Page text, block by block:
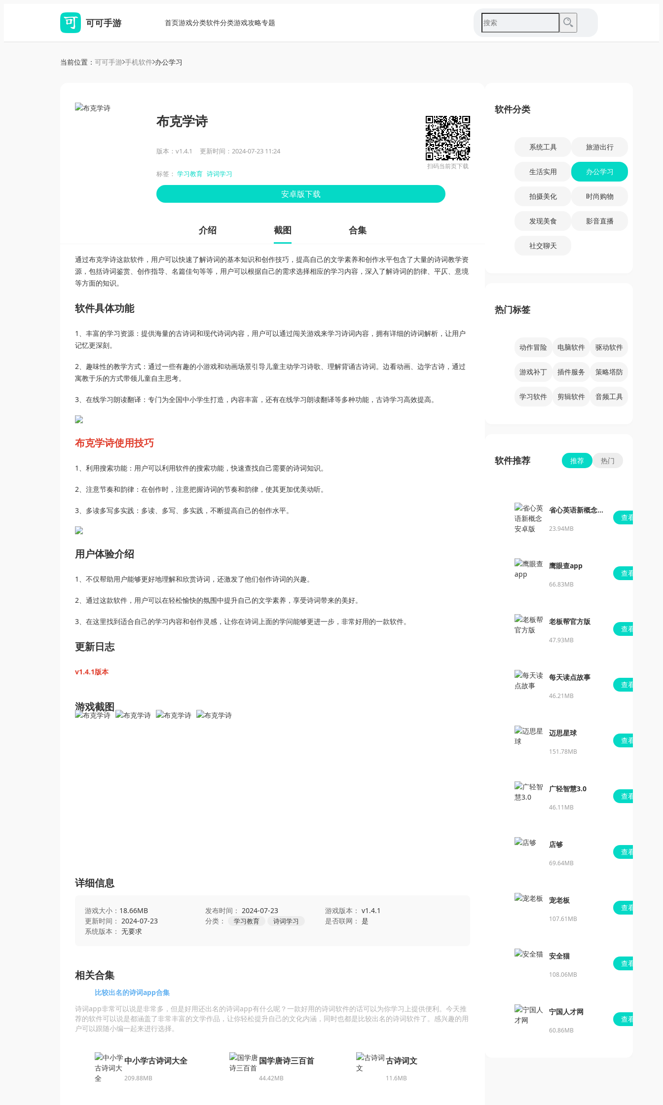
可可手游 首页游戏分类软件分类游戏攻略专题
当前位置： 可可手游 手机软件 办公学习
布克学诗
版本：v1.4.1 更新时间：2024-07-23 11:24
标签： 学习教育 诗词学习
安卓版下载
扫码当前页下载
介绍 截图 合集
通过布克学诗这款软件，用户可以快速了解诗词的基本知识和创作技巧，提高自己的文学素养和创作水平包含了大量的诗词教学资
源，包括诗词鉴赏、创作指导、名篇佳句等等，用户可以根据自己的需求选择相应的学习内容，深入了解诗词的韵律、平仄、意境
等方面的知识。
软件具体功能
1、丰富的学习资源：提供海量的古诗词和现代诗词内容，用户可以通过闯关游戏来学习诗词内容，拥有详细的诗词解析，让用户
记忆更深刻。
2、趣味性的教学方式：通过一些有趣的小游戏和动画场景引导儿童主动学习诗歌、理解背诵古诗词。边看动画、边学古诗，通过
寓教于乐的方式带领儿童自主思考。
3、在线学习朗读翻译：专门为全国中小学生打造，内容丰富，还有在线学习朗读翻译等多种功能，古诗学习高效提高。
布克学诗使用技巧
1、利用搜索功能：用户可以利用软件的搜索功能，快速查找自己需要的诗词知识。
2、注意节奏和韵律：在创作时，注意把握诗词的节奏和韵律，使其更加优美动听。
3、多读多写多实践：多读、多写、多实践，不断提高自己的创作水平。
用户体验介绍
1、不仅帮助用户能够更好地理解和欣赏诗词，还激发了他们创作诗词的兴趣。
2、通过这款软件，用户可以在轻松愉快的氛围中提升自己的文学素养，享受诗词带来的美好。
3、在这里找到适合自己的学习内容和创作灵感，让你在诗词上面的学问能够更进一步，非常好用的一款软件。
更新日志
v1.4.1版本
游戏截图
详细信息
游戏大小： 18.66MB 发布时间： 2024-07-23 游戏版本： v1.4.1
更新时间： 2024-07-23 分类： 学习教育 诗词学习 是否联网： 是
系统版本： 无要求
相关合集
比较出名的诗词app合集
诗词app非常可以说是非常多，但是好用还出名的诗词app有什么呢？一款好用的诗词软件的话可以为你学习上提供便利。今天推
荐的软件可以说是都涵盖了非常丰富的文学作品，让你轻松提升自己的文化内涵，同时也都是比较出名的诗词软件了。感兴趣的用
户可以跟随小编一起来进行选择。
中小学古诗词大全
209.88MB
国学唐诗三百首
44.42MB
古诗词文
11.6MB
软件分类
系统工具 旅游出行
生活实用 办公学习
拍摄美化 时尚购物
发现美食 影音直播
社交聊天
热门标签
动作冒险 电脑软件 驱动软件
游戏补丁 插件服务 策略塔防
学习软件 剪辑软件 音频工具
软件推荐 推荐 热门
省心英语新概念安
卓版
23.94MB
查看
鹰眼查app
66.83MB
查看
老板帮官方版
47.93MB
查看
每天读点故事
46.21MB
查看
迈思星球
151.78MB
查看
广轻智慧3.0
46.11MB
查看
店够
69.64MB
查看
宠老板
107.61MB
查看
安全猫
108.06MB
查看
宁国人才网
60.86MB
查看